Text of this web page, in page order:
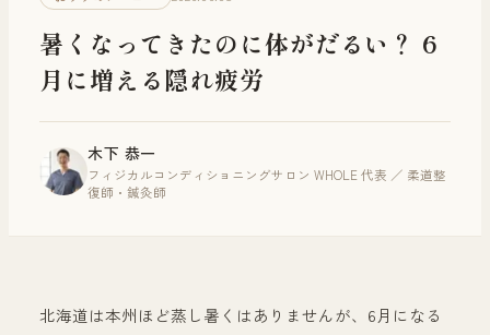
暑くなってきたのに体がだるい？ 6
月に増える隠れ疲労
木下 恭一
フィジカルコンディショニングサロン WHOLE 代表 ／ 柔道整
復師・鍼灸師
北海道は本州ほど蒸し暑くはありませんが、6月になる